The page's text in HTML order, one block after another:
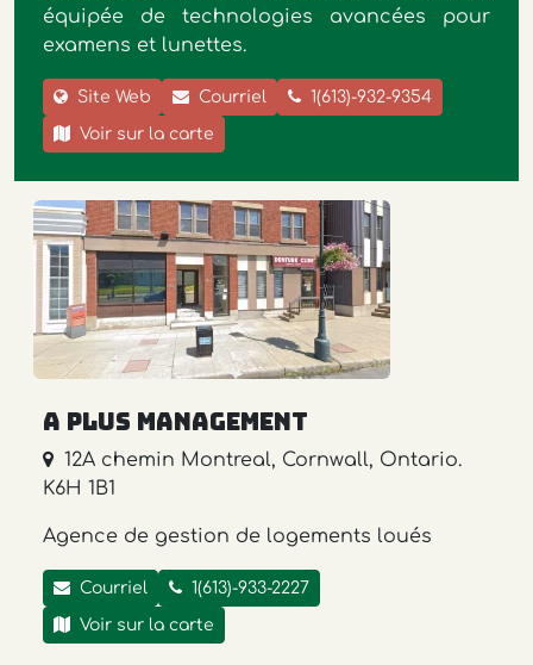
équipée de technologies avancées pour
examens et lunettes.
Site Web Courriel 1(613)-932-9354
Voir sur la carte
A plus Management
12A chemin Montreal, Cornwall, Ontario.
K6H 1B1
Agence de gestion de logements loués
Courriel 1(613)-933-2227
Voir sur la carte